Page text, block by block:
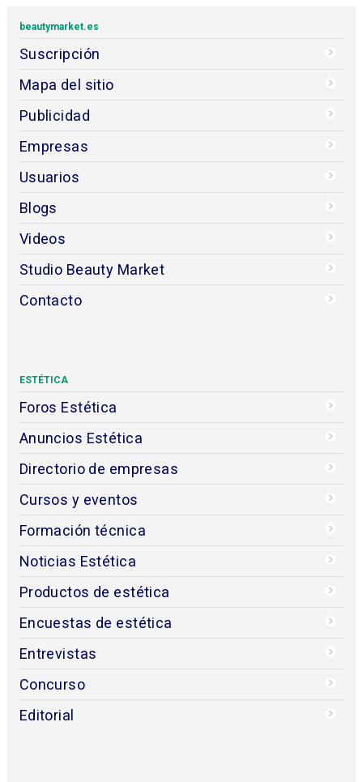
beautymarket.es
Suscripción
Mapa del sitio
Publicidad
Empresas
Usuarios
Blogs
Videos
Studio Beauty Market
Contacto
ESTÉTICA
Foros Estética
Anuncios Estética
Directorio de empresas
Cursos y eventos
Formación técnica
Noticias Estética
Productos de estética
Encuestas de estética
Entrevistas
Concurso
Editorial